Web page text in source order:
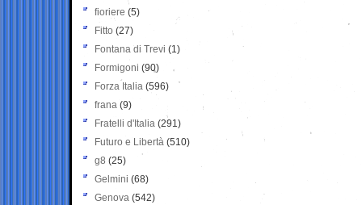
fioriere (5)
Fitto (27)
Fontana di Trevi (1)
Formigoni (90)
Forza Italia (596)
frana (9)
Fratelli d'Italia (291)
Futuro e Libertà (510)
g8 (25)
Gelmini (68)
Genova (542)